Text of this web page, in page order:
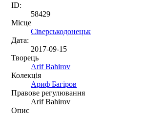
ID:
58429
Місце
Сіверськодонецьк
Дата:
2017-09-15
Творець
Arif Bahirov
Колекція
Ариф Багіров
Правове регулювання
Arif Bahirov
Опис